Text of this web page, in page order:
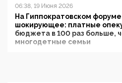
06:38, 19 Июня 2026
На Гиппократовском форуме
шокирующее: платные
бюджета в 100 раз больше,
многодетные семьи